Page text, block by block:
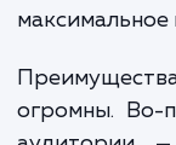
не просто
так, чтобы